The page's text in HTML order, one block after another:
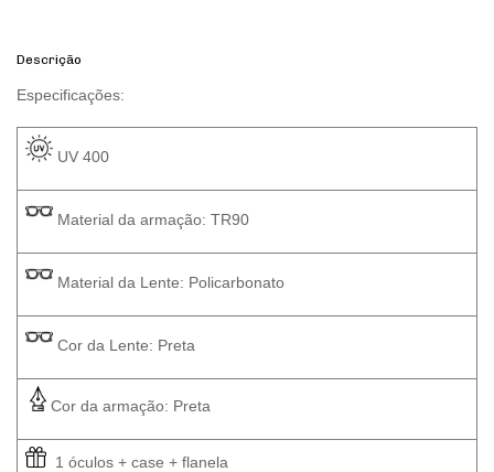
Descrição
Especificações:
UV 400
Material da armação: TR90
Material da Lente: Policarbonato
Cor da Lente: Preta
Cor da armação: Preta
1 óculos + case + flanela